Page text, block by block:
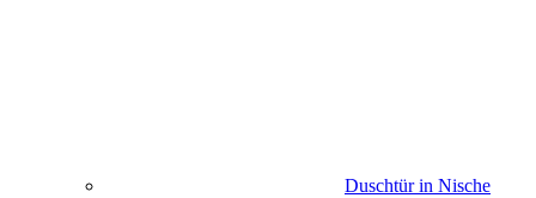
Duschtür in Nische